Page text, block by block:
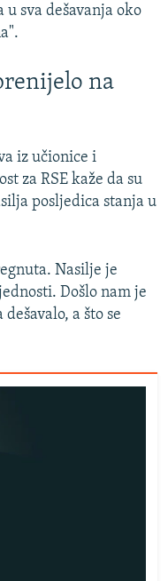
u sva dešavanja oko
na
iz učionice i
za RSE kaže da su
posljedica stanja u
Nasilje je
Došlo nam je
a što se